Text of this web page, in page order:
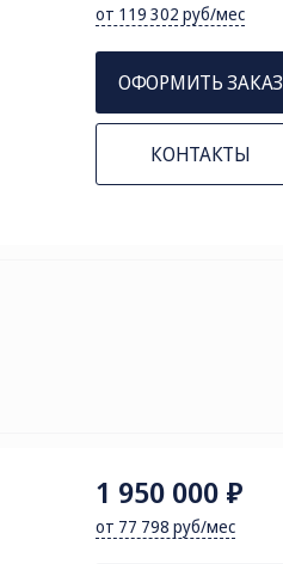
от 119 302 руб/мес
ОФОРМИТЬ ЗАКАЗ
КОНТАКТЫ
1 950 000 ₽
от 77 798 руб/мес